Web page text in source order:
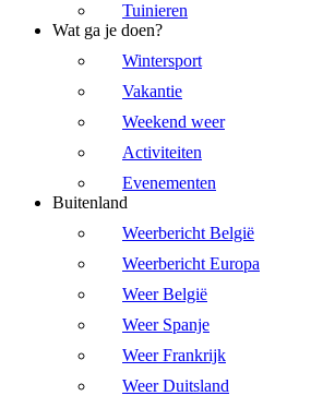
Tuinieren
Wat ga je doen?
Wintersport
Vakantie
Weekend weer
Activiteiten
Evenementen
Buitenland
Weerbericht België
Weerbericht Europa
Weer België
Weer Spanje
Weer Frankrijk
Weer Duitsland